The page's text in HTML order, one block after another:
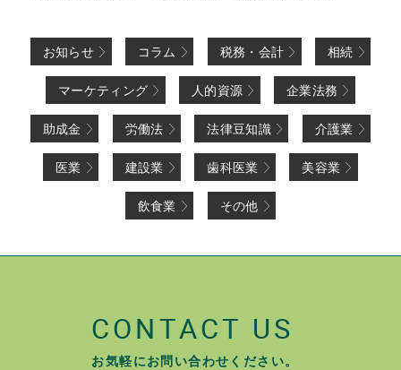
お知らせ コラム 税務・会計 相続
マーケティング 人的資源 企業法務
助成金 労働法 法律豆知識 介護業
医業 建設業 歯科医業 美容業
飲食業 その他
CONTACT US
お気軽にお問い合わせください。